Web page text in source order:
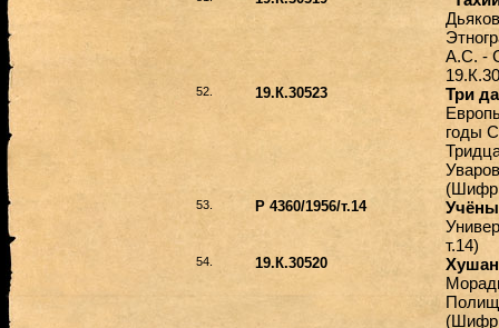
А.С. -
52. 19.К.30523
Три
годы
(Шифр
53. Р 4360/1956/т.14
т.14)
54. 19.К.30520
(Шифр